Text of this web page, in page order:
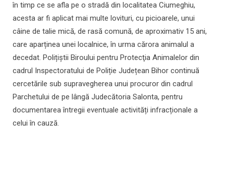
în timp ce se afla pe o stradă din localitatea Ciumeghiu,
acesta ar fi aplicat mai multe lovituri, cu picioarele, unui
câine de talie mică, de rasă comună, de aproximativ 15 ani,
care aparținea unei localnice, în urma cărora animalul a
decedat. Polițiștii Biroului pentru Protecţia Animalelor din
cadrul Inspectoratului de Poliție Județean Bihor continuă
cercetările sub supravegherea unui procuror din cadrul
Parchetului de pe lângă Judecătoria Salonta, pentru
documentarea întregii eventuale activități infracționale a
celui în cauză.